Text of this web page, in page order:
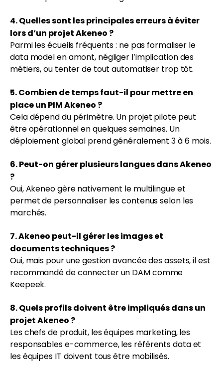
4. Quelles sont les principales erreurs à éviter
lors d’un projet Akeneo ?
Parmi les écueils fréquents : ne pas formaliser le
data model en amont, négliger l’implication des
métiers, ou tenter de tout automatiser trop tôt.
5. Combien de temps faut-il pour mettre en
place un PIM Akeneo ?
Cela dépend du périmètre. Un projet pilote peut
être opérationnel en quelques semaines. Un
déploiement global prend généralement 3 à 6 mois.
6. Peut-on gérer plusieurs langues dans Akeneo
?
Oui, Akeneo gère nativement le multilingue et
permet de personnaliser les contenus selon les
marchés.
7. Akeneo peut-il gérer les images et
documents techniques ?
Oui, mais pour une gestion avancée des assets, il est
recommandé de connecter un DAM comme
Keepeek.
8. Quels profils doivent être impliqués dans un
projet Akeneo ?
Les chefs de produit, les équipes marketing, les
responsables e-commerce, les référents data et
les équipes IT doivent tous être mobilisés.